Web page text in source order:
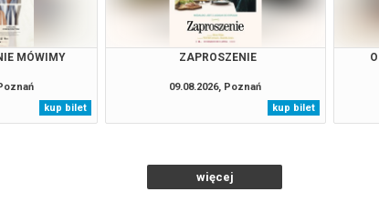
MÓWIMY
kup bilet
ZAPROSZENIE
09.08.2026, Poznań
kup bilet
więcej